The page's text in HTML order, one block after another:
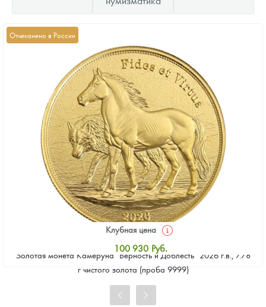
Отчеканено в России
Золотая монета Камеруна "Верность и Доблесть" 2026 г.в., 7.78
г чистого золота (проба 9999)
Клубная цена
100 930 Руб.
Стандартная цена
Цена выкупа